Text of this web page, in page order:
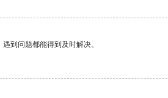
到问题都能得到及时解决。